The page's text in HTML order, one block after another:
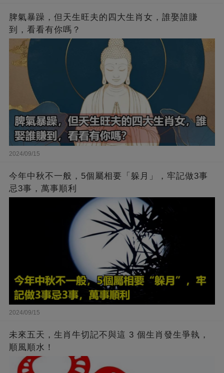
脾氣暴躁，但天生旺夫的四大生肖女，誰娶誰賺
到，看看有你嗎？
2024/09/15
今年中秋不一般，5個屬相要「躲月」，牢記做3事
忌3事，萬事順利
2024/09/15
未來五天，生肖牛切記不與這 3 個生肖發生爭執，
順風順水！